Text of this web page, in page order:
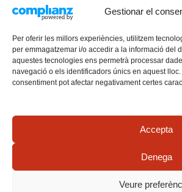
Gestionar el
Per oferir les millors experiències, utilitzem
per emmagatzemar i/o accedir a la informació del
aquestes tecnologies ens permetrà processar
navegació o els identificadors únics en aquest lloc.
consentiment pot afectar negativament certes
Accepta
Denega
Veure